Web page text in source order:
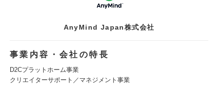
AnyMind Japan株式会社
事業内容・会社の特長
D2Cプラットホーム事業
クリエイターサポート／マネジメント事業